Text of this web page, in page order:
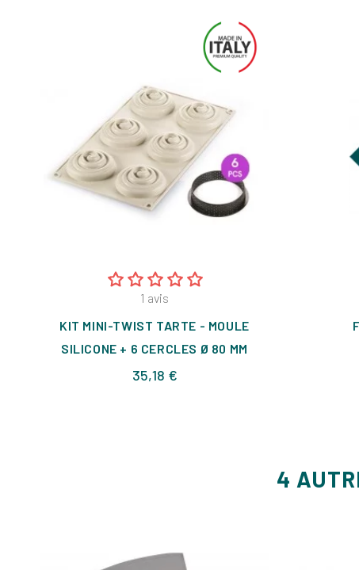
1 avis
KIT MINI-TWIST TARTE - MOULE
SILICONE + 6 CERCLES Ø 80 MM
35,18 €Prix
4